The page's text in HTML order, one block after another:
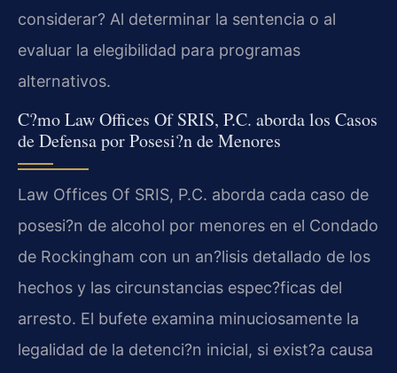
considerar? Al determinar la sentencia o al
evaluar la elegibilidad para programas
alternativos.
C?mo Law Offices Of SRIS, P.C. aborda los Casos
de Defensa por Posesi?n de Menores
Law Offices Of SRIS, P.C. aborda cada caso de
posesi?n de alcohol por menores en el Condado
de Rockingham con un an?lisis detallado de los
hechos y las circunstancias espec?ficas del
arresto. El bufete examina minuciosamente la
legalidad de la detenci?n inicial, si exist?a causa